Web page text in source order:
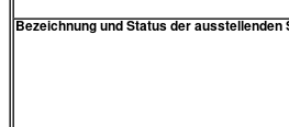
Bezeichnung und Status der ausstellenden